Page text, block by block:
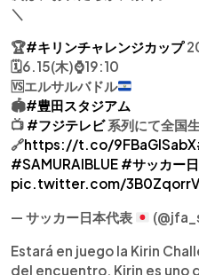
＼
🏆#キリンチャレンジカップ
🗓️6.15(木)⌚️19:10
🆚エルサルバドル
🏟#豊田スタジアム
📺 #フジテレビ系列にて全国
🔗https://t.co/9FBaGISabX
#SAMURAIBLUE #サッカー
pic.twitter.com/
— サッカー日本代表
Estará en juego la Kirin
del encuentro, Kirin es uno